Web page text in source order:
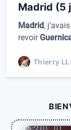
Madrid (5
Madrid,
revoir
Thierry